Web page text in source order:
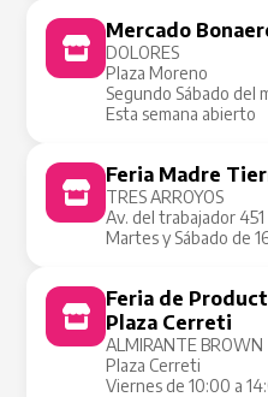
Mercado
DOLORES
Plaza Moreno
Segundo Sábado del
Esta semana abierto
Feria Madre
TRES ARROYOS
Av. del trabajador 451
Martes y Sábado de
Feria de
Plaza Cerreti
ALMIRANTE BROWN
Plaza Cerreti
Viernes de 10:00 a